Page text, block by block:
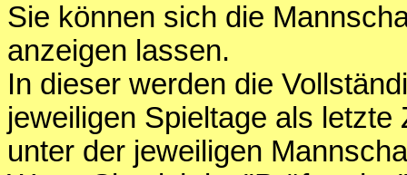
Sie können sich die
anzeigen lassen.
In dieser werden die
jeweiligen Spieltage als letzte
unter der jeweiligen